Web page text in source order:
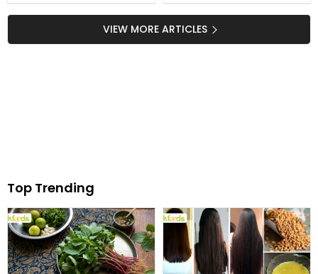
سیلیکا جیل کے استعمال کے
کچھ ایسے طریقے جو
VIEW MORE ARTICLES
Top Trending